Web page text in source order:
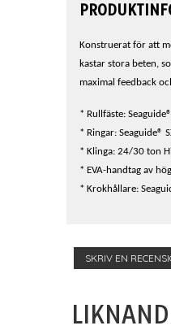
Konstruerat för att
kastar stora beten,
maximal feedback
* Rullfäste:
* Ringar: Seaguide®
* Klinga: 24/30 ton
* EVA-handtag av
* Krokhållare:
SKRIV EN